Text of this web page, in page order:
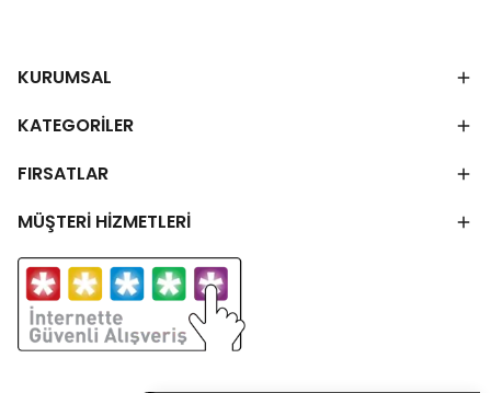
KURUMSAL
KATEGORİLER
FIRSATLAR
MÜŞTERİ HİZMETLERİ